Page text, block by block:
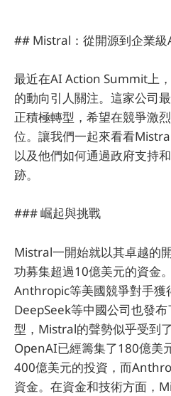
## Mistral：從開源到企業
最近在AI Action Summit上
的動向引人關注。這家公司
正積極轉型，希望在競爭激
位。讓我們一起來看看
以及他們如何通過政府支持
跡。
### 崛起與挑戰
Mistral一開始就以其卓越的
功募集超過10億美元的資金
Anthropic等美國競爭對手獲
DeepSeek等中國公司也發
型，Mistral的聲勢似乎受到
OpenAI已經籌集了180億美
400億美元的投資，而
資金。在資金和技術方面，